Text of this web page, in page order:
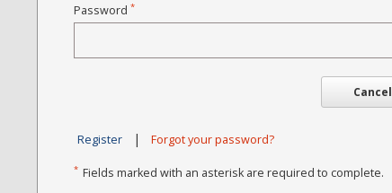
Password *
Cancel
Register | Forgot your password?
* Fields marked with an asterisk are required to complete.